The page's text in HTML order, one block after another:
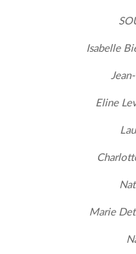
Isabelle
Eline
Marie